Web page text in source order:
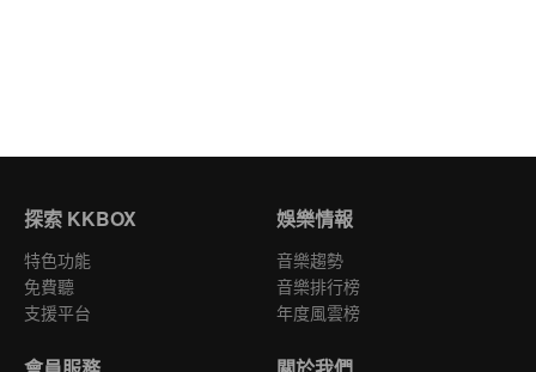
探索 KKBOX
特色功能
免費聽
支援平台
娛樂情報
音樂趨勢
音樂排行榜
年度風雲榜